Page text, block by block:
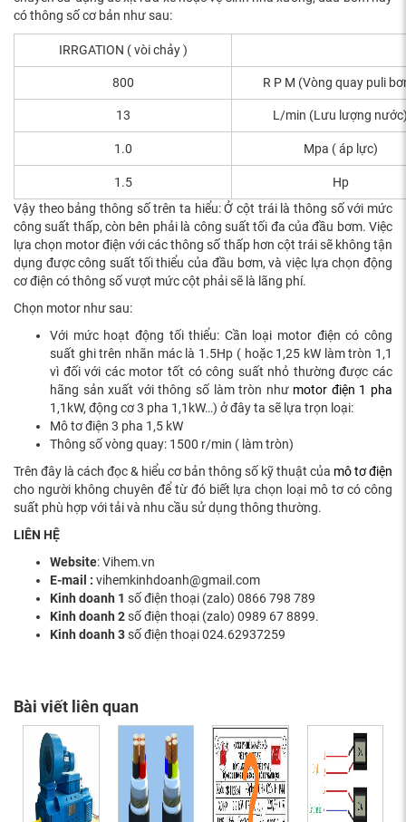
có thông số cơ bản như sau:
IRRGATION ( vòi chảy )
800 R P M (Vòng quay puli
13 L/min (Lưu lượng
1.0 Mpa ( áp lực)
1.5
Hp
Vậy theo bảng thông số trên ta hiểu: Ở cột trái là thông số với mức
công suất thấp, còn bên phải là công suất tối đa của đầu bơm. Việc
lựa chọn motor điện với các thông số thấp hơn cột trái sẽ không tận
dụng được công suất tối thiểu của đầu bơm, và việc lựa chọn động
cơ điện có thông số vượt mức cột phải sẽ là lãng phí.
Chọn motor như sau:
Với mức hoạt động tối thiểu: Cần loại motor điện có công
suất ghi trên nhãn mác là 1.5Hp ( hoặc 1,25 kW làm tròn 1,1
vì đối với các motor tốt có công suất nhỏ thường được các
hãng sản xuất với thông số làm tròn như motor điện 1 pha
1,1kW, động cơ 3 pha 1,1kW…) ở đây ta sẽ lựa trọn loại:
Mô tơ điện 3 pha 1,5 kW
Thông số vòng quay: 1500 r/min ( làm tròn)
Trên đây là cách đọc & hiểu cơ bản thông số kỹ thuật của mô tơ điện
cho người không chuyên để từ đó biết lựa chọn loại mô tơ có công
suất phù hợp với tải và nhu cầu sử dụng thông thường.
LIÊN HỆ
Website: Vihem.vn
E-mail : vihemkinhdoanh@gmail.com
Kinh doanh 1 số điện thoại (zalo) 0866 798 789
Kinh doanh 2số điện thoại (zalo) 0989 67 8899.
Kinh doanh 3số điện thoại 024.62937259
Bài viết liên quan